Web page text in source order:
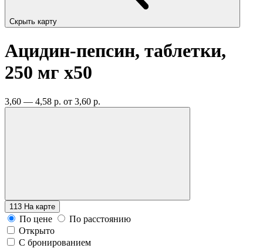
Скрыть карту
Ацидин-пепсин, таблетки,
250 мг x50
3,60 — 4,58 р. от 3,60 р.
113 На карте
По цене
По расстоянию
Открыто
С бронированием